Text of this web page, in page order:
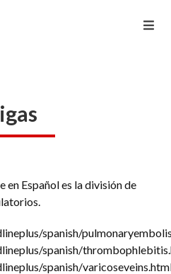
Español es la división de
spanish/
spanish/
spanish/